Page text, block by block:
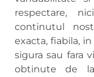
respectare,
continutul
exacta, fiabila,
sigura sau fara
obtinute de la